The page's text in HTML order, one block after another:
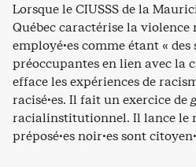
Lorsque le CIUSSS de la
Québec caractérise la violence
employé·es comme étant «
préoccupantes en lien avec la
efface les expériences de
racisé·es. Il fait un exercice de
racialinstitutionnel. Il lance le
préposé·es noir·es sont